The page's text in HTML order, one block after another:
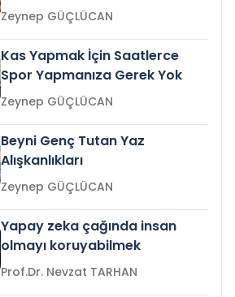
Zeynep GÜÇLÜCAN
Kas Yapmak İçin Saatlerce
Spor Yapmanıza Gerek Yok
Zeynep GÜÇLÜCAN
Beyni Genç Tutan Yaz
Alışkanlıkları
Zeynep GÜÇLÜCAN
Yapay zeka çağında insan
olmayı koruyabilmek
Prof.Dr. Nevzat TARHAN